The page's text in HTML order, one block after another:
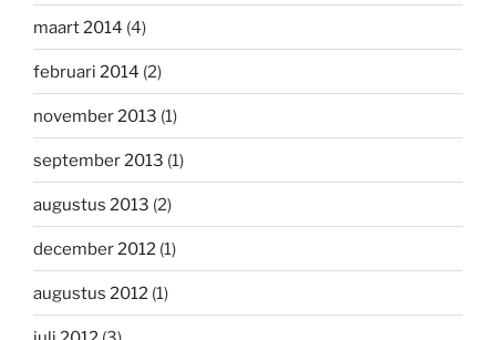
maart 2014 (4)
februari 2014 (2)
november 2013 (1)
september 2013 (1)
augustus 2013 (2)
december 2012 (1)
augustus 2012 (1)